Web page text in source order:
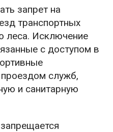
запрет на
транспортных
леса. Исключение
с доступом в
служб,
и санитарную